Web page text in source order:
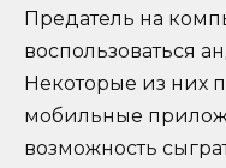
Предатель на
воспользоваться
Некоторые из них
мобильные
возможность